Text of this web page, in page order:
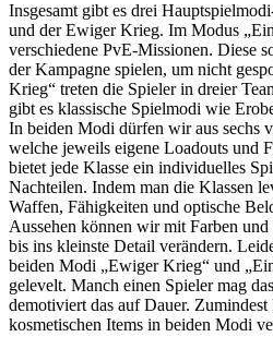
Insgesamt gibt es drei
und der Ewiger Krieg. Im Modus
verschiedene PvE-Missionen. Diese
der Kampagne spielen, um nicht
Krieg“ treten die Spieler in dreier
gibt es klassische Spielmodi wie
In beiden Modi dürfen wir aus sechs
welche jeweils eigene Loadouts und
bietet jede Klasse ein individuelles
Nachteilen. Indem man die Klassen
Waffen, Fähigkeiten und optische
Aussehen können wir mit Farben
bis ins kleinste Detail verändern.
beiden Modi „Ewiger Krieg“ und
gelevelt. Manch einen Spieler mag
demotiviert das auf Dauer.
kosmetischen Items in beiden Modi